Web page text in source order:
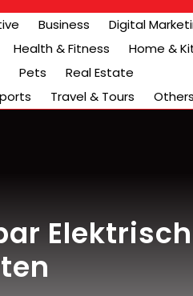
Business
Digital
Health & Fitness
Home &
Pets
Real Estate
Travel & Tours Others
Elektrisch